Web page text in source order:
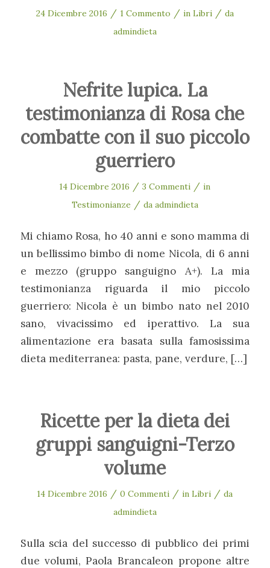
24 Dicembre 2016 / 1 Commento / in Libri / da
admindieta
Nefrite lupica. La
testimonianza di Rosa che
combatte con il suo piccolo
guerriero
14 Dicembre 2016 / 3 Commenti / in
Testimonianze / da admindieta
Mi chiamo Rosa, ho 40 anni e sono mamma di
un bellissimo bimbo di nome Nicola, di 6 anni
e mezzo (gruppo sanguigno A+). La mia
testimonianza riguarda il mio piccolo
guerriero: Nicola è un bimbo nato nel 2010
sano, vivacissimo ed iperattivo. La sua
alimentazione era basata sulla famosissima
dieta mediterranea: pasta, pane, verdure, […]
Ricette per la dieta dei
gruppi sanguigni-Terzo
volume
14 Dicembre 2016 / 0 Commenti / inLibri / da
admindieta
Sulla scia del successo di pubblico dei primi
due volumi, Paola Brancaleon propone altre